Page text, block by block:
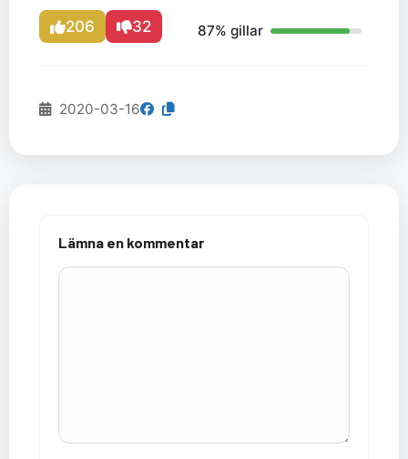
206 32 87% gillar
2020-03-16
Lämna en kommentar
Kommentar